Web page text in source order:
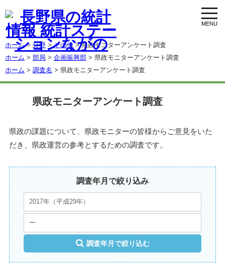
ホーム> 分野 >その他> 県政モニターアンケート調査
ホーム > 部局 > 企画振興部 > 県政モニターアンケート調査
ホーム > 調査名 > 県政モニターアンケート調査
県政モニターアンケート調査
県政の課題について、県政モニターの皆様からご意見をいた
だき、県政運営の参考とするための調査です。
調査年月で絞り込み
調査年月で絞り込む